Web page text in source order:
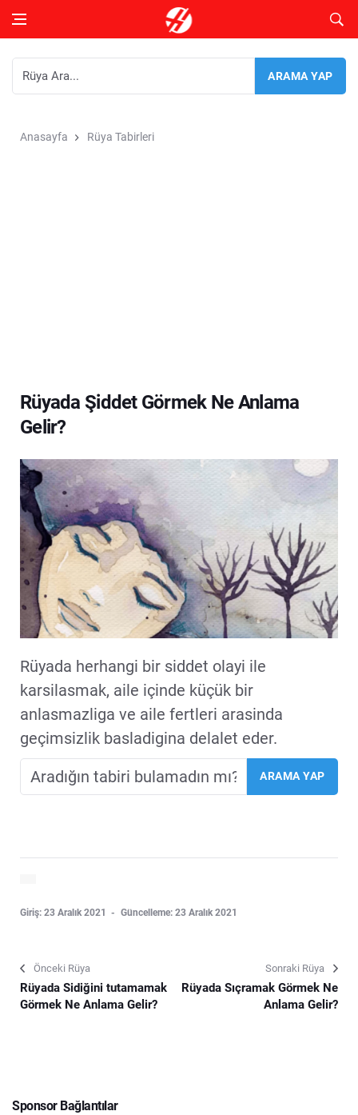
Anasayfa Rüya Tabirleri
Rüyada Şiddet Görmek Ne Anlama
Gelir?
Rüyada herhangi bir siddet olayi ile
karsilasmak, aile içinde küçük bir
anlasmazliga ve aile fertleri arasinda
geçimsizlik basladigina delalet eder.
Giriş: 23 Aralık 2021 Güncelleme: 23 Aralık 2021
Önceki Rüya
Rüyada Sidiğini tutamamak
Görmek Ne Anlama Gelir?
Sonraki Rüya
Rüyada Sıçramak Görmek Ne
Anlama Gelir?
Sponsor Bağlantılar